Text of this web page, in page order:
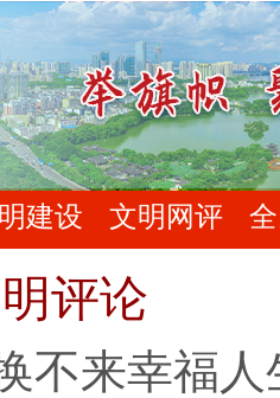
建设 文明网评
评论
不来幸福人